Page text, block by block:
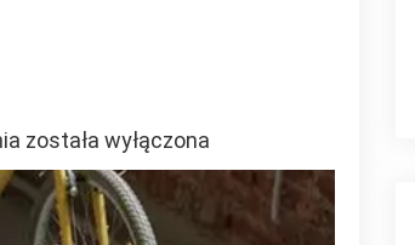
Jak
Sprawdzić
Jaki
Internet
została wyłączona